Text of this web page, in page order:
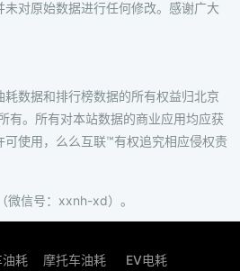
对原始数据进行任何修改。感谢广大
数据和排行榜数据的所有权益归北京
有。所有对本站数据的商业应用均应获
使用，么么互联™有权追究相应侵权责
微信号：xxnh-xd）。
耗 摩托车油耗 EV电耗